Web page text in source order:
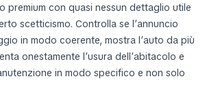
premium con quasi nessun dettaglio utile
scetticismo. Controlla se l’annuncio
in modo coerente, mostra l’auto da più
onestamente l’usura dell’abitacolo e
in modo specifico e non solo